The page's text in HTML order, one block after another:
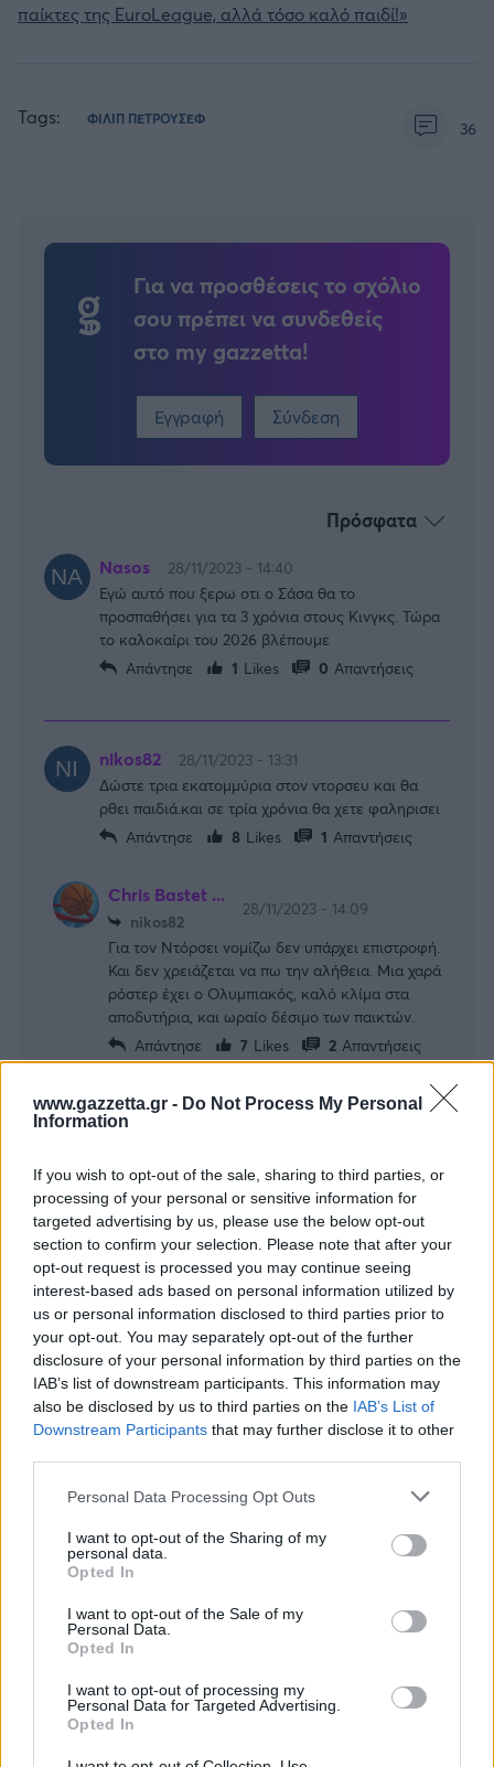
www.gazzetta.gr - Do Not Process My Personal
Information
If you wish to opt-out of the sale, sharing to third parties, or
processing of your personal or sensitive information for
targeted advertising by us, please use the below opt-out
section to confirm your selection. Please note that after your
opt-out request is processed you may continue seeing
interest-based ads based on personal information utilized by
us or personal information disclosed to third parties prior to
your opt-out. You may separately opt-out of the further
disclosure of your personal information by third parties on the
IAB’s list of downstream participants. This information may
also be disclosed by us to third parties on the IAB’s List of
Downstream Participants that may further disclose it to other
Please note that this website/app uses one or more Google
not limited to your visit or usage behaviour. You may click to
grant or deny consent to Google and its third-party tags to
use your data for below specified purposes in below Google
consent section.
Personal Data Processing Opt Outs
I want to opt-out of the Sharing of my
personal data.
Opted In
I want to opt-out of the Sale of my
Personal Data.
Opted In
I want to opt-out of processing my
Personal Data for Targeted Advertising.
Opted In
παίκτες της EuroLeague, αλλά τόσο καλό παιδί!»
Tags: ΦΙΛΙΠ ΠΕΤΡΟΥΣΕΦ 36
Για να προσθέσεις το σχόλιο
σου πρέπει να συνδεθείς
στο my gazzetta!
Εγγραφή Σύνδεση
Πρόσφατα
Nasos
28/11/2023 - 14:40
Εγώ αυτό που ξερω οτι ο Σάσα θα το
προσπαθήσει για τα 3 χρόνια στους Κινγκς. Τώρα
το καλοκαίρι του 2026 βλέπουμε
Απάντησε
1 Likes 0 Απαντήσεις
nikos82
28/11/2023 - 13:31
Δώστε τρια εκατομμύρια στον ντορσευ και θα
ρθει παιδιά.και σε τρία χρόνια θα χετε φαληρισει
Απάντησε
8 Likes 1 Απαντήσεις
Chris Bastet ...
nikos82
28/11/2023 - 14:09
Για τον Ντόρσει νομίζω δεν υπάρχει επιστροφή.
Και δεν χρειάζεται να πω την αλήθεια. Μια χαρά
ρόστερ έχει ο Ολυμπιακός, καλό κλίμα στα
αποδυτήρια, και ωραίο δέσιμο των παικτών.
Απάντησε
7 Likes 2 Απαντήσεις
tsoumis
28/11/2023 - 15:01
Απάντησε
1 Likes 0 Απαντήσεις
Alex Ferguson
Chris Bastet 40
28/11/2023 - 14:50
Μια χαρά ταιριάζει στην θέση του Μακισικ ας
πούμε για του χρόνου με 3ετες όμως. Ακόμα
και στη θέση του Κανααν. Μιλάμε για τον
Μπαρτζωκα προπονητή που μ αυτόν ο Ντορσευ
έκανε την καλύτερη του σεζόν.
Απάντησε
1 Likes 1 Απαντήσεις